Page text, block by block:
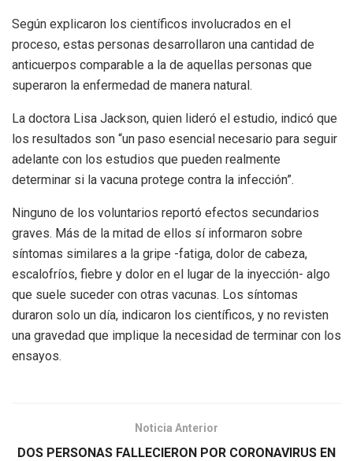
Según explicaron los científicos involucrados en el
proceso, estas personas desarrollaron una cantidad de
anticuerpos comparable a la de aquellas personas que
superaron la enfermedad de manera natural.
La doctora Lisa Jackson, quien lideró el estudio, indicó que
los resultados son “un paso esencial necesario para seguir
adelante con los estudios que pueden realmente
determinar si la vacuna protege contra la infección”.
Ninguno de los voluntarios reportó efectos secundarios
graves. Más de la mitad de ellos sí informaron sobre
síntomas similares a la gripe -fatiga, dolor de cabeza,
escalofríos, fiebre y dolor en el lugar de la inyección- algo
que suele suceder con otras vacunas. Los síntomas
duraron solo un día, indicaron los científicos, y no revisten
una gravedad que implique la necesidad de terminar con los
ensayos.
Noticia Anterior
DOS PERSONAS FALLECIERON POR CORONAVIRUS EN